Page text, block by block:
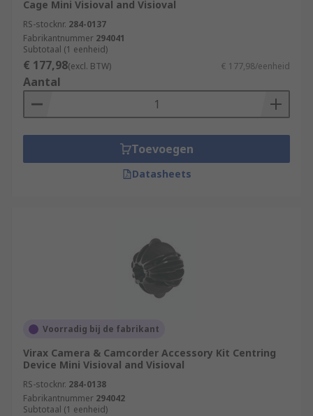
Cage Mini Visioval and Visioval
RS-stocknr. 284-0137
Fabrikantnummer 294041
Subtotaal (1 eenheid)
€ 177,98(excl. BTW) € 177,98/eenheid
Aantal
Toevoegen
Datasheets
Voorradig bij de fabrikant
Virax Camera & Camcorder Accessory Kit Centring
Device Mini Visioval and Visioval
RS-stocknr. 284-0138
Fabrikantnummer 294042
Subtotaal (1 eenheid)